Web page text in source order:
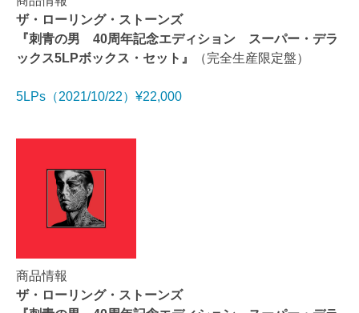
ザ・ローリング・ストーンズ
『刺青の男 40周年記念エディション スーパー・デラ
ックス5LPボックス・セット』
（完全生産限定盤）
5LPs（2021/10/22）¥22,000
商品情報
ザ・ローリング・ストーンズ